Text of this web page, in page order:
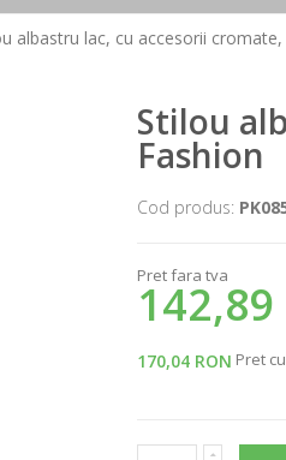
albastru lac, cu accesorii cromate,
Stilou
Fashion
Cod produs:
Pret fara tva
142,89
170,04 RON Pret